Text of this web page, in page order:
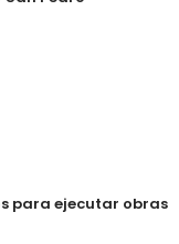
para ejecutar obras